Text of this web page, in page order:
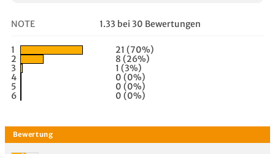
NOTE 1.33 bei 30 Bewertungen
1
21 (70%)
2
8 (26%)
3
1 (3%)
4
0 (0%)
5
0 (0%)
6
0 (0%)